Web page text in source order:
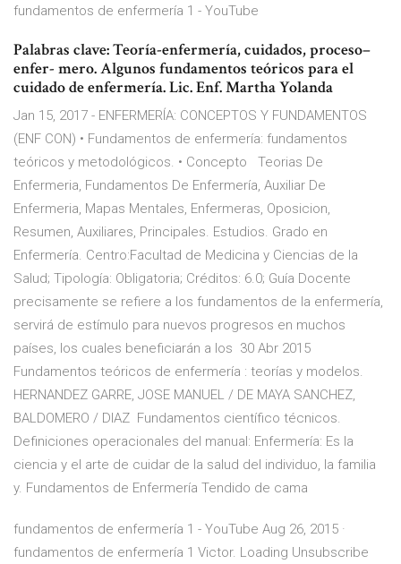
fundamentos de enfermería 1 - YouTube
Palabras clave: Teoría-enfermería, cuidados, proceso–
enfer- mero. Algunos fundamentos teóricos para el
cuidado de enfermería. Lic. Enf. Martha Yolanda
Jan 15, 2017 - ENFERMERÍA: CONCEPTOS Y FUNDAMENTOS
(ENF CON) • Fundamentos de enfermería: fundamentos
teóricos y metodológicos. • Concepto Teorias De
Enfermeria, Fundamentos De Enfermería, Auxiliar De
Enfermeria, Mapas Mentales, Enfermeras, Oposicion,
Resumen, Auxiliares, Principales. Estudios. Grado en
Enfermería. Centro:Facultad de Medicina y Ciencias de la
Salud; Tipología: Obligatoria; Créditos: 6.0; Guía Docente
precisamente se refiere a los fundamentos de la enfermería,
servirá de estímulo para nuevos progresos en muchos
países, los cuales beneficiarán a los 30 Abr 2015
Fundamentos teóricos de enfermería : teorías y modelos.
HERNANDEZ GARRE, JOSE MANUEL / DE MAYA SANCHEZ,
BALDOMERO / DIAZ Fundamentos científico técnicos.
Definiciones operacionales del manual: Enfermería: Es la
ciencia y el arte de cuidar de la salud del individuo, la familia
y. Fundamentos de Enfermería Tendido de cama
fundamentos de enfermería 1 - YouTube Aug 26, 2015 ·
fundamentos de enfermería 1 Victor. Loading Unsubscribe